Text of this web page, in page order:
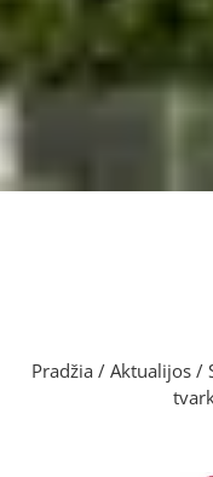
Pradžia / Aktualijos/